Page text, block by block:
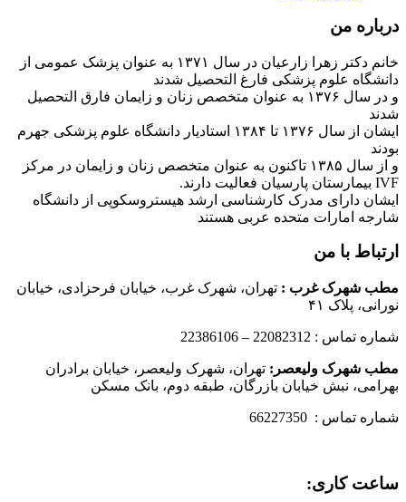
درباره من
خانم دکتر زهرا زارعیان در سال ۱۳۷۱ به عنوان پزشک عمومی از
دانشگاه علوم پزشکی فارغ التحصیل شدند
و در سال ۱۳۷۶ به عنوان متخصص زنان و زایمان فارق التحصیل
شدند
ایشان از سال ۱۳۷۶ تا ۱۳۸۴ استادیار دانشگاه علوم پزشکی جهرم
بودند
و از سال ۱۳۸۵ تاکنون به عنوان متخصص زنان و زایمان در مرکز
IVF بیمارستان پارسیان فعالیت دارند.
ایشان دارای مدرک کارشناسی ارشد هیستروسکوپی از دانشگاه
شارجه امارات متحده عربی هستند
ارتباط با من
مطب شهرک غرب : تهران، شهرک غرب، خیابان فرحزادی، خیابان
نورانی، پلاک ۴۱
شماره تماس : 22082312 – 22386106
مطب شهرک ولیعصر: تهران، شهرک ولیعصر، خیابان برادران
بهرامی، نبش خیابان بازرگان، طبقه دوم، بانک مسکن
شماره تماس : 66227350
ساعت کاری: